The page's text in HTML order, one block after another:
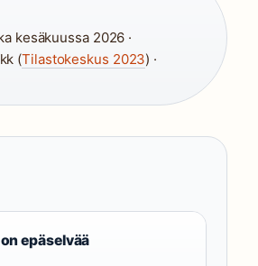
kesäkuussa 2026 ·
(Tilastokeskus 2023) ·
epäselvää